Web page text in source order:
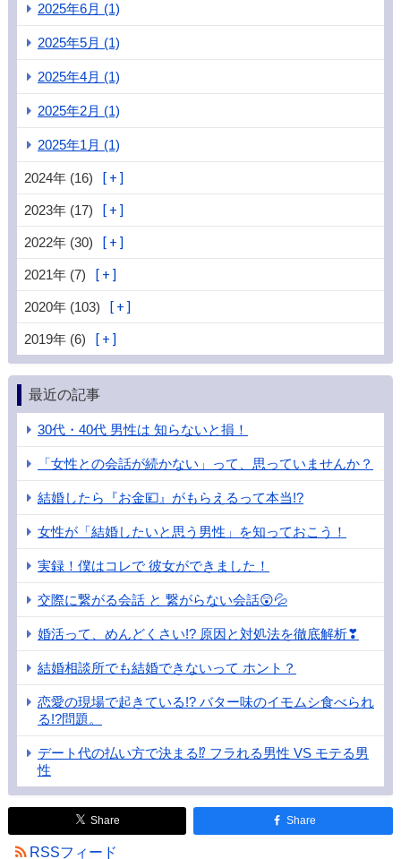
2025年6月 (1)
2025年5月 (1)
2025年4月 (1)
2025年2月 (1)
2025年1月 (1)
2024年 (16)
2023年 (17)
2022年 (30)
2021年 (7)
2020年 (103)
2019年 (6)
最近の記事
30代・40代 男性は 知らないと損！
「女性との会話が続かない」って、思っていませんか？
結婚したら『お金💴』がもらえるって本当!?
女性が「結婚したいと思う男性」を知っておこう！
実録！僕はコレで 彼女ができました！
交際に繋がる会話 と 繋がらない会話😲💦
婚活って、めんどくさい!? 原因と対処法を徹底解析❣
結婚相談所でも結婚できないって ホント？
恋愛の現場で起きている!? バター味のイモムシ食べられ
る!?問題。
デート代の払い方で決まる⁉ フラれる男性 VS モテる男
性
Share Share
RSSフィード